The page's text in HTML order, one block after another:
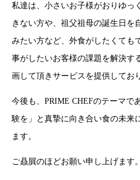
私達は、小さいお子様がおりゆっ
きない方や、祖父祖母の誕生日を
みたい方など、外食がしたくても
事がしたいお客様の課題を解決す
画して頂きサービスを提供してお
今後も、PRIME CHEFのテーマで
験を」と真摯に向き合い食の未来
ます。
ご贔屓のほどお願い申し上げます。